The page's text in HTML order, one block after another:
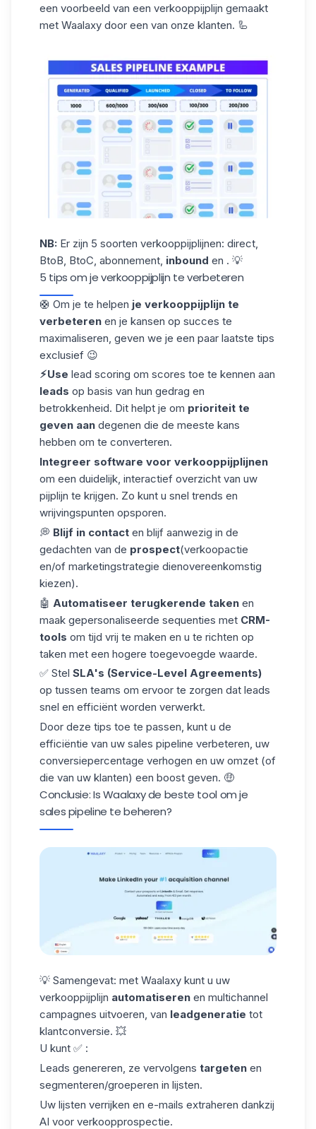
een voorbeeld van een verkooppijplijn gemaakt
met Waalaxy door een van onze klanten. 🦾
NB: Er zijn 5 soorten verkooppijplijnen: direct,
BtoB, BtoC, abonnement, inbound en . 💡
5 tips om je verkooppijplijn te verbeteren
🛟 Om je te helpen je verkooppijplijn te
verbeteren en je kansen op succes te
maximaliseren, geven we je een paar laatste tips
exclusief 😉
⚡︎Use lead scoring om scores toe te kennen aan
leads op basis van hun gedrag en
betrokkenheid. Dit helpt je om prioriteit te
geven aan degenen die de meeste kans
hebben om te converteren.
Integreer software voor verkooppijplijnen
om een duidelijk, interactief overzicht van uw
pijplijn te krijgen. Zo kunt u snel trends en
wrijvingspunten opsporen.
💭 Blijf in contact en blijf aanwezig in de
gedachten van de prospect(verkoopactie
en/of marketingstrategie dienovereenkomstig
kiezen).
🤖 Automatiseer terugkerende taken en
maak gepersonaliseerde sequenties met CRM-
tools om tijd vrij te maken en u te richten op
taken met een hogere toegevoegde waarde.
✅ Stel SLA's (Service-Level Agreements)
op tussen teams om ervoor te zorgen dat leads
snel en efficiënt worden verwerkt.
Door deze tips toe te passen, kunt u de
efficiëntie van uw sales pipeline verbeteren, uw
conversiepercentage verhogen en uw omzet (of
die van uw klanten) een boost geven. 🤑
Conclusie: Is Waalaxy de beste tool om je
sales pipeline te beheren?
💡 Samengevat: met Waalaxy kunt u uw
verkooppijplijn automatiseren en multichannel
campagnes uitvoeren, van leadgeneratie tot
klantconversie. 💥
U kunt ✅ :
Leads genereren, ze vervolgens targeten en
segmenteren/groeperen in lijsten.
Uw lijsten verrijken en e-mails extraheren dankzij
AI voor verkoopprospectie.